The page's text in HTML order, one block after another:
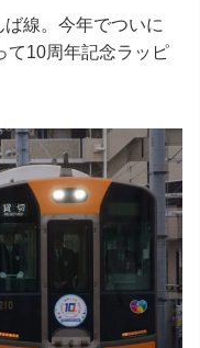
線。今年でついに
て10周年記念ラッピ